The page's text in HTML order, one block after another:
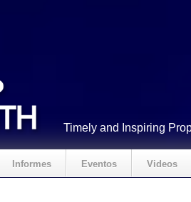
Timely and Inspiring
Informes Eventos Videos